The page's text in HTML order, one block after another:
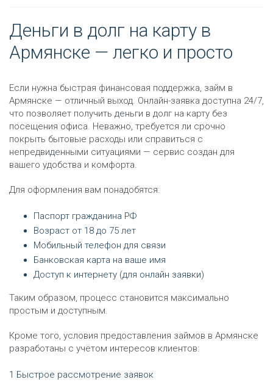
Деньги в долг на карту в
Армянске — легко и просто
Если нужна быстрая финансовая поддержка, займ в
Армянске — отличный выход. Онлайн-заявка доступна 24/7,
что позволяет получить деньги в долг на карту без
посещения офиса. Неважно, требуется ли срочно
покрыть бытовые расходы или справиться с
непредвиденными ситуациями — сервис создан для
вашего удобства и комфорта.
Для оформления вам понадобятся:
Паспорт гражданина РФ
Возраст от 18 до 75 лет
Мобильный телефон для связи
Банковская карта на ваше имя
Доступ к интернету (для онлайн заявки)
Таким образом, процесс становится максимально
простым и доступным.
Кроме того, условия предоставления займов в Армянске
разработаны с учётом интересов клиентов:
Быстрое рассмотрение заявок